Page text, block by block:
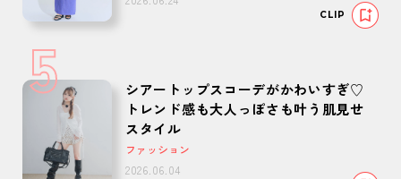
CLIP
5
シアートップスコーデがかわいすぎ♡
トレンド感も大人っぽさも叶う肌見せ
スタイル
ファッション
2026.06.04